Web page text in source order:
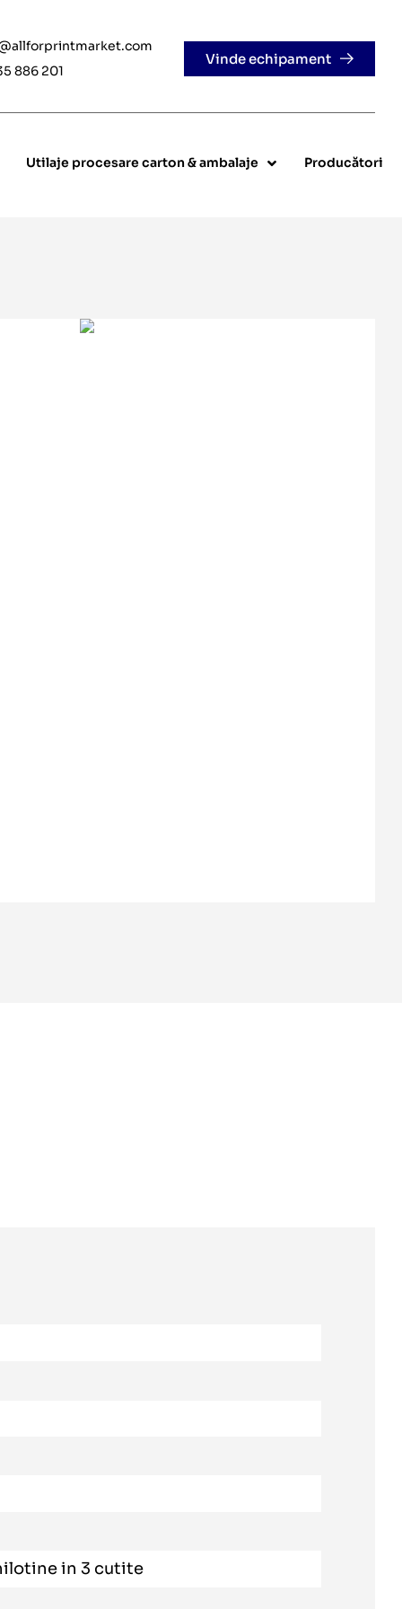
886 201
Vinde echipament
Utilaje procesare carton & ambalaje Producători